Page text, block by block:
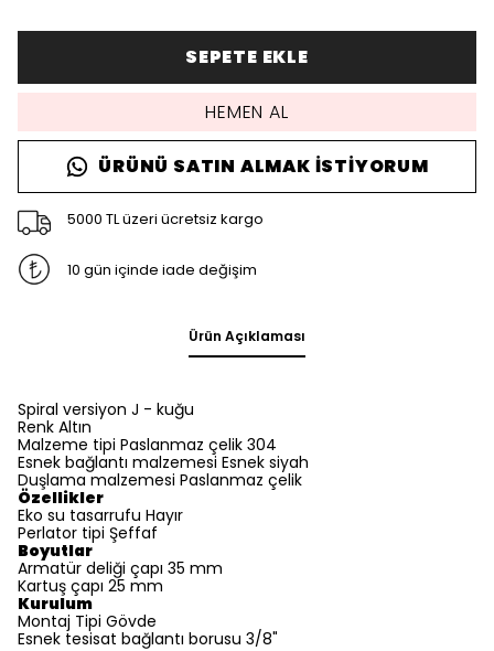
SEPETE EKLE
HEMEN AL
ÜRÜNÜ SATIN ALMAK İSTIYORUM
5000 TL üzeri ücretsiz kargo
10 gün içinde iade değişim
Ürün Açıklaması
Spiral versiyon J - kuğu
Renk Altın
Malzeme tipi Paslanmaz çelik 304
Esnek bağlantı malzemesi Esnek siyah
Duşlama malzemesi Paslanmaz çelik
Özellikler
Eko su tasarrufu Hayır
Perlator tipi Şeffaf
Boyutlar
Armatür deliği çapı 35 mm
Kartuş çapı 25 mm
Kurulum
Montaj Tipi Gövde
Esnek tesisat bağlantı borusu 3/8"